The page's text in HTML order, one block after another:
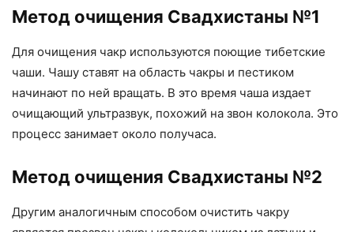
Метод очищения Свадхистаны №1
Для очищения чакр используются поющие тибетские
чаши. Чашу ставят на область чакры и пестиком
начинают по ней вращать. В это время чаша издает
очищающий ультразвук, похожий на звон колокола. Это
процесс занимает около получаса.
Метод очищения Свадхистаны №2
Другим аналогичным способом очистить чакру